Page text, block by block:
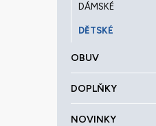
DÁMSKÉ
DĚTSKÉ
OBUV
DOPLŇKY
NOVINKY